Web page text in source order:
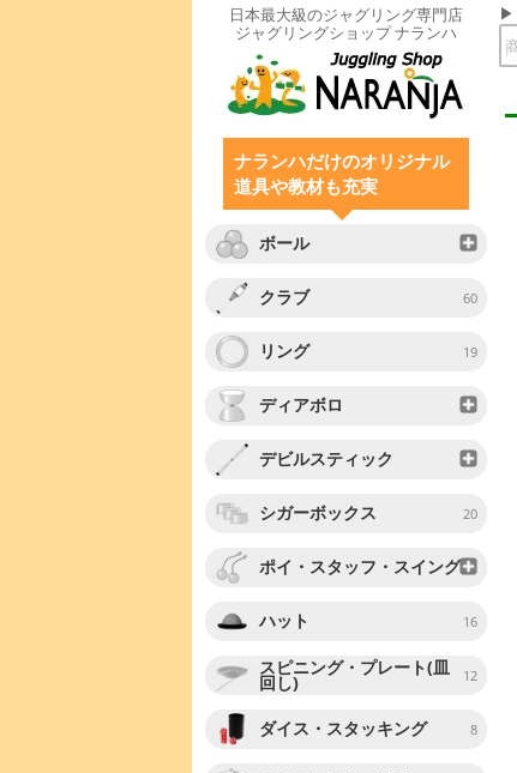
日本最大級のジャグリング専門店
ジャグリングショップ ナランハ
ナランハだけのオリジナル
道具や教材も充実
ボール
クラブ 60
リング 19
ディアボロ
デビルスティック
シガーボックス 20
ポイ・スタッフ・スイング
ハット 16
スピニング・プレート(皿
回し) 12
ダイス・スタッキング 8